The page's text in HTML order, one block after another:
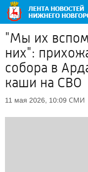
"Мы их
них":
собора в
каши на СВО
11 мая 2026, 10:09 СМИ